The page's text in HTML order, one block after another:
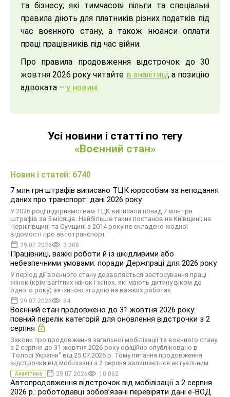
та бізнесу; які тимчасові пільги та спеціальні
правила діють для платників різних податків під
час воєнного стану, а також нюанси оплати
праці працівників під час війни.
Про правила продовження відстрочок до 30
жовтня 2026 року читайте в аналітиці, а позицію
адвоката – у новині.
Усі новини і статті по тегу
«Воєнний стан»
Новин і статей: 6740
7 млн грн штрафів виписано ТЦК юрособам за неподання
даних про транспорт: дані 2026 року
У 2026 році підприємствам ТЦК виписали понад 7 млн грн
штрафів за 5 місяців. Найбільше таких постанов на Київщині; на
Чернігівщині та Сумщині з 2014 року не складено жодної
відомості про автотранспорт
29.07.2026 3 308
Працівниці, важкі роботи й із шкідливими або
небезпечними умовами: поради Держпраці для 2026 року
У період дії воєнного стану дозволяється застосування праці
жінок (крім вагітних жінок і жінок, які мають дитину віком до
одного року) за їхньою згодою на важких роботах
29.07.2026 84
Воєнний стан продовжено до 31 жовтня 2026 року:
повний перелік категорій для оновлення відстрочки з 2
серпня
Закони про продовження загальної мобілізації та воєнного стану
з 2 серпня до 31 жовтня 2026 року офіційно опубліковано в
"Голосі України" від 25.07.2026 р. Тому питання продовження
відстрочки від мобілізації з 2 серпня залишається актуальним
Аналітика 29.07.2026 10 062
Автопродовження відстрочок від мобілізації з 2 серпня
2026 р.: роботодавці зобовʼязані перевіряти дані е-ВОД